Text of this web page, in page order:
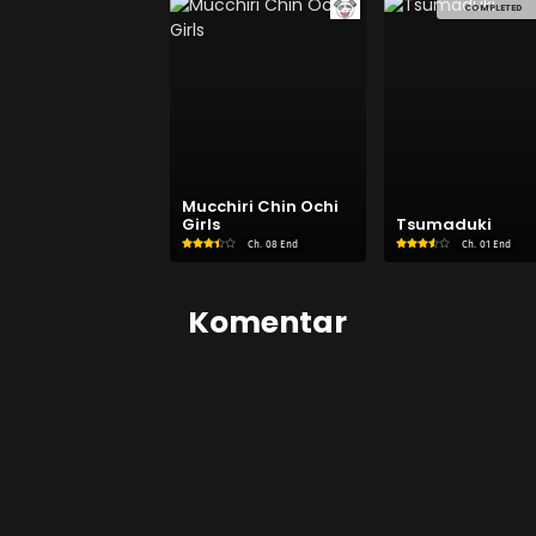
Mucchiri Chin Ochi
Girls
Ch. 08 End
COMPLETED
Tsumaduki
Ch. 01 End
Komentar